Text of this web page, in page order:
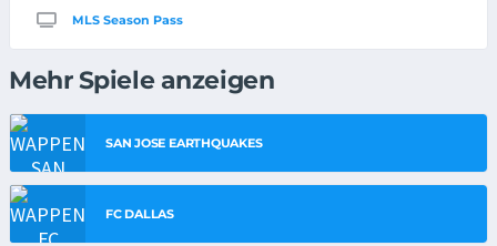
MLS Season Pass
Mehr Spiele anzeigen
SAN JOSE EARTHQUAKES
FC DALLAS